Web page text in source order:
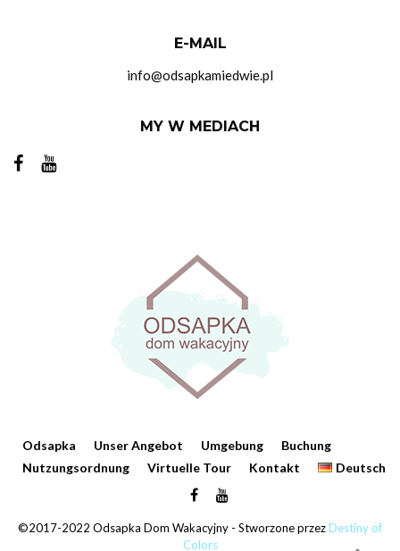
E-MAIL
info@odsapkamiedwie.pl
MY W MEDIACH
Odsapka Unser Angebot Umgebung
Buchung
Nutzungsordnung
Virtuelle Tour Kontakt Deutsch
©2017-2022 Odsapka Dom Wakacyjny - Stworzone przez Destiny of
Colors